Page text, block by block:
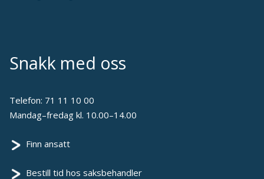
Snakk med oss
Telefon: 71 11 10 00
Mandag–fredag kl. 10.00–14.00
Finn ansatt
Bestill tid hos saksbehandler